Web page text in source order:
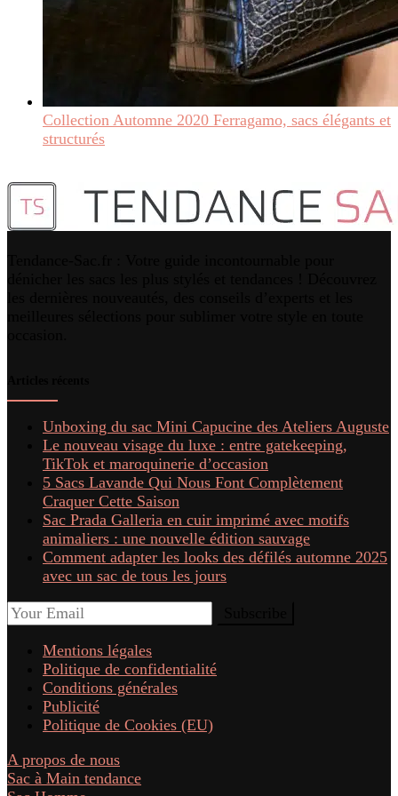
Collection Automne 2020 Ferragamo, sacs élégants et
structurés
Unboxing du sac Mini Capucine des Ateliers Auguste
Le nouveau visage du luxe : entre gatekeeping,
TikTok et maroquinerie d’occasion
5 Sacs Lavande Qui Nous Font Complètement
Craquer Cette Saison
Sac Prada Galleria en cuir imprimé avec motifs
animaliers : une nouvelle édition sauvage
Comment adapter les looks des défilés automne 2025
avec un sac de tous les jours
Mentions légales
Politique de confidentialité
Conditions générales
Publicité
Politique de Cookies (EU)
A propos de nous
Sac à Main tendance